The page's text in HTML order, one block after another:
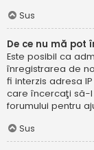
Sus
De ce nu mă pot
Este posibil ca
înregistrarea de
fi interzis adresa
care încercaţi să-l
forumului pentru
Sus